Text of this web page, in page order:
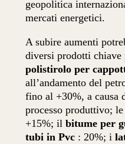
geopolitica
mercati energetici.
A subire aumenti
diversi prodotti
polistirolo per
all’andamento del
fino al +30%, a causa
processo produttivo;
+15%; ilbitume per
tubi in Pvc : 20%; i